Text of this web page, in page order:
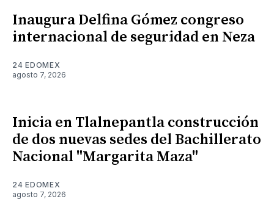
Inaugura Delfina Gómez congreso
internacional de seguridad en Neza
24 EDOMEX
agosto 7, 2026
Inicia en Tlalnepantla construcción
de dos nuevas sedes del Bachillerato
Nacional "Margarita Maza"
24 EDOMEX
agosto 7, 2026